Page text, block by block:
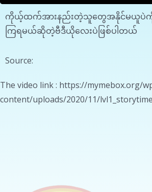
ကိုယ့်ထက်အားနည်းတဲ့သူတွေအနိုင်မယူပဲကိုယ်
ကြရမယ်ဆိုတဲ့ဗီဒီယိုလေးပဲဖြစ်ပါတယ်
Source:
The video link : https://mymebox.org/
content/uploads/2020/11/